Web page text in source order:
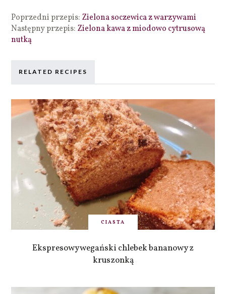
Poprzedni przepis: Zielona soczewica z warzywami
Następny przepis: Zielona kawa z miodowo cytrusową
nutką
RELATED RECIPES
CIASTA
Ekspresowy wegański chlebek bananowy z
kruszonką